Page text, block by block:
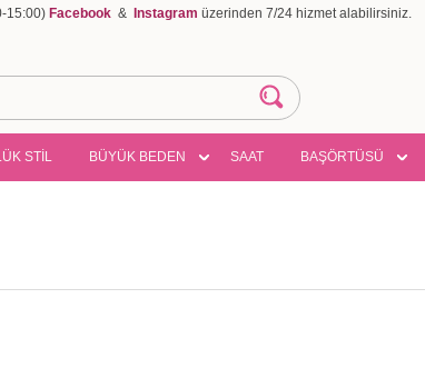
15:00) Facebook & Instagram üzerinden 7/24 hizmet alabilirsiniz.
STİL BÜYÜK BEDEN SAAT BAŞÖRTÜSÜ